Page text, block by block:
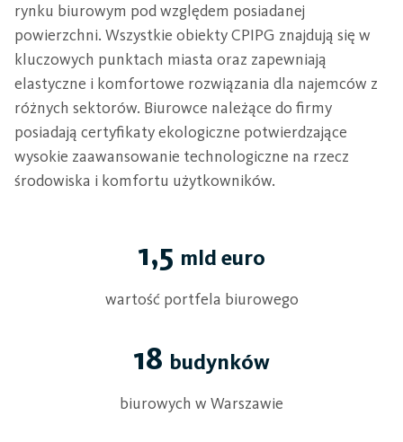
rynku biurowym pod względem posiadanej
powierzchni. Wszystkie obiekty CPIPG znajdują się w
kluczowych punktach miasta oraz zapewniają
elastyczne i komfortowe rozwiązania dla najemców z
różnych sektorów. Biurowce należące do firmy
posiadają certyfikaty ekologiczne potwierdzające
wysokie zaawansowanie technologiczne na rzecz
środowiska i komfortu użytkowników.
1,5 mld euro
wartość portfela biurowego
18 budynków
biurowych w Warszawie